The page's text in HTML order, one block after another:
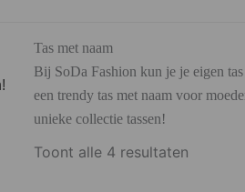
Tas met naam
Bij SoDa Fashion kun je je eigen
een trendy tas met naam voor
unieke collectie tassen!
Toont alle 4 resultaten